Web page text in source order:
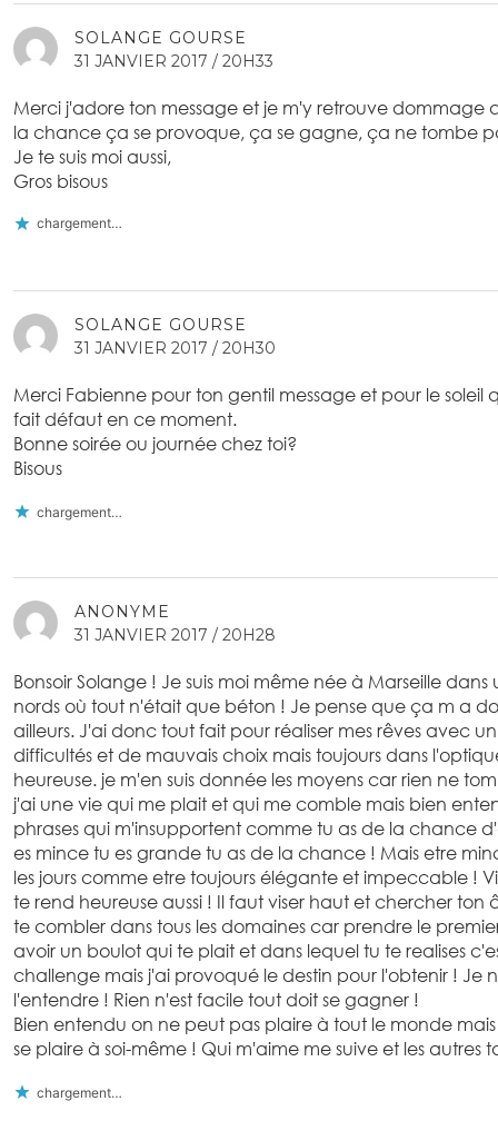
SOLANGE GOURSE
31 JANVIER 2017 / 20H33
Merci j'adore ton message et je m'y retrouve dommage
la chance ça se provoque, ça se gagne, ça ne tombe
Je te suis moi aussi,
Gros bisous
chargement…
SOLANGE GOURSE
31 JANVIER 2017 / 20H30
Merci Fabienne pour ton gentil message et pour le soleil
fait défaut en ce moment.
Bonne soirée ou journée chez toi?
Bisous
chargement…
ANONYME
31 JANVIER 2017 / 20H28
Bonsoir Solange ! Je suis moi même née à Marseille dans
nords où tout n'était que béton ! Je pense que ça m a
ailleurs. J'ai donc tout fait pour réaliser mes rêves avec
difficultés et de mauvais choix mais toujours dans
heureuse. je m'en suis donnée les moyens car rien ne
j'ai une vie qui me plait et qui me comble mais bien
phrases qui m'insupportent comme tu as de la chance
es mince tu es grande tu as de la chance ! Mais etre
les jours comme etre toujours élégante et impeccable !
te rend heureuse aussi ! Il faut viser haut et chercher ton
te combler dans tous les domaines car prendre le
avoir un boulot qui te plait et dans lequel tu te realises
challenge mais j'ai provoqué le destin pour l'obtenir ! Je
l'entendre ! Rien n'est facile tout doit se gagner !
Bien entendu on ne peut pas plaire à tout le monde
se plaire à soi-même ! Qui m'aime me suive et les autres
chargement…